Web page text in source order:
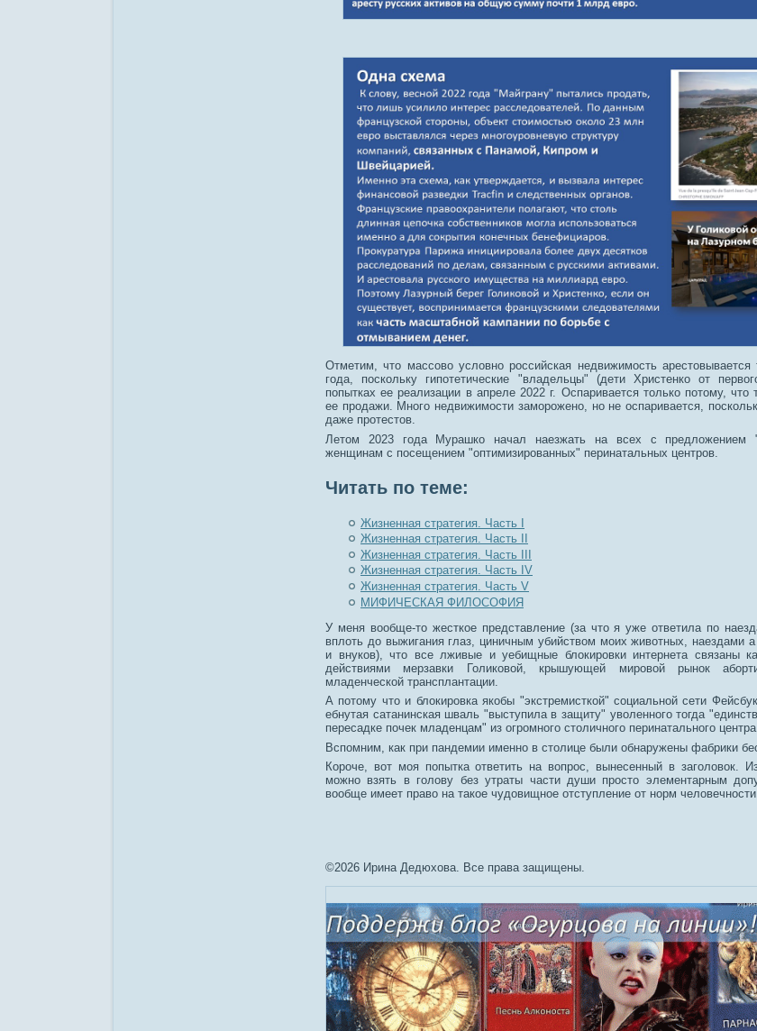
Отметим, что массово условно российская недвижимость арестовывается
года, поскольку гипотетические "владельцы" (дети Христенко от
попытках ее реализации в апреле 2022 г. Оспаривается только потому,
ее продажи. Много недвижимости заморожено, но не оспаривается,
даже протестов.
Летом 2023 года Мурашко начал наезжать на всех с предложением
женщинам с посещением "оптимизированных" перинатальных центров.
Читать по теме:
Жизненная стратегия. Часть I
Жизненная стратегия. Часть II
Жизненная стратегия. Часть III
Жизненная стратегия. Часть IV
Жизненная стратегия. Часть V
МИФИЧЕСКАЯ ФИЛОСОФИЯ
У меня вообще-то жесткое представление (за что я уже ответила по
вплоть до выжигания глаз, циничным убийством моих животных, наездами
и внуков), что все лживые и уебищные блокировки интернета связаны
действиями мерзавки Голиковой, крышующей мировой рынок
младенческой трансплантации.
А потому что и блокировка якобы "экстремисткой" социальной сети
ебнутая сатанинская шваль "выступила в защиту" уволенного тогда
пересадке почек младенцам" из огромного столичного перинатального
Вспомним, как при пандемии именно в столице были обнаружены фабрики
Короче, вот моя попытка ответить на вопрос, вынесенный в заголовок.
можно взять в голову без утраты части души просто элементарным
вообще имеет право на такое чудовищное отступление от норм
©2026 Ирина Дедюхова. Все права защищены.